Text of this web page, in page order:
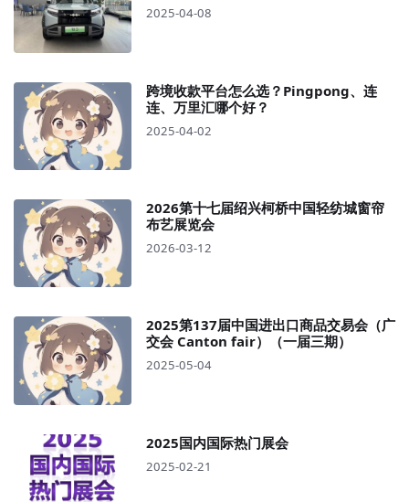
2025-04-08
跨境收款平台怎么选？Pingpong、连
连、万里汇哪个好？
2025-04-02
2026第十七届绍兴柯桥中国轻纺城窗帘
布艺展览会
2026-03-12
2025第137届中国进出口商品交易会（广
交会 Canton fair）（一届三期）
2025-05-04
2025国内国际热门展会
2025-02-21